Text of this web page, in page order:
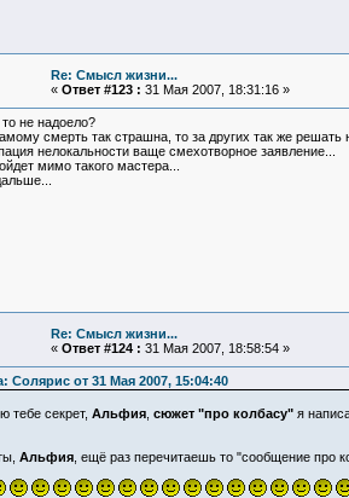
Re: Смысл жизни...
« Ответ #123 : 31 Мая 2007, 18:31:16 »
то не надоело?
смерть так страшна, то за других так же решать
нелокальности ваще смехотворное заявление...
мимо такого мастера...
Re: Смысл жизни...
« Ответ #124 : 31 Мая 2007, 18:58:54 »
Солярис от 31 Мая 2007, 15:04:40
тебе секрет, Альфия, сюжет "про колбасу" я
Альфия, ещё раз перечитаешь то "сообщение про